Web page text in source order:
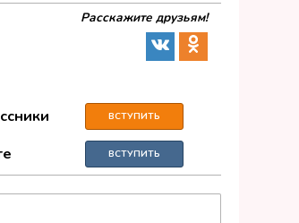
Расскажите друзьям!
ВСТУПИТЬ
ВСТУПИТЬ